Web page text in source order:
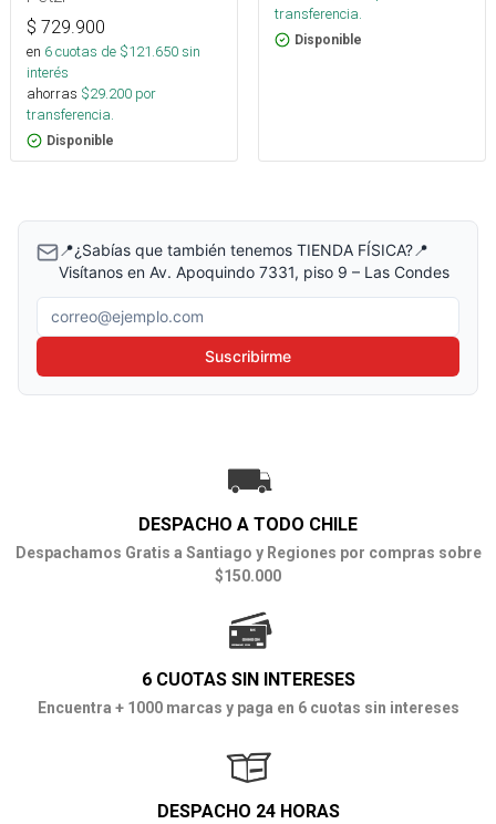
$ 729.900
en 6cuotas de $121.650sin
interés
ahorras $29.200 por
transferencia.
Disponible
transferencia.
Disponible
📍¿Sabías que también tenemos TIENDA FÍSICA?📍
Visítanos en Av. Apoquindo 7331, piso 9 – Las Condes
Correo electrónico
Suscribirme
DESPACHO A TODO CHILE
Despachamos Gratis a Santiago y Regiones por compras sobre
$150.000
6 CUOTAS SIN INTERESES
Encuentra + 1000 marcas y paga en 6 cuotas sin intereses
DESPACHO 24 HORAS